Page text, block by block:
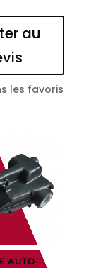
au
les favoris
AUTO-